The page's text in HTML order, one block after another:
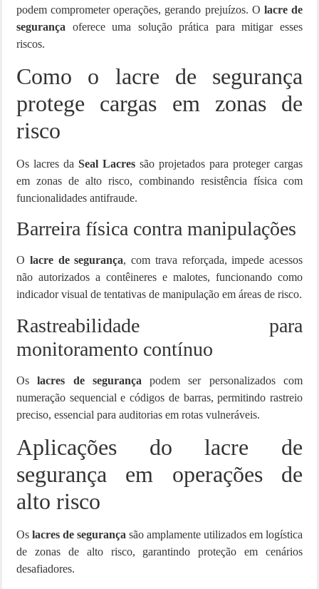
podem comprometer operações, gerando prejuízos. O lacre de
segurança oferece uma solução prática para mitigar esses
riscos.
Como o lacre de segurança
protege cargas em zonas de
risco
Os lacres da Seal Lacres são projetados para proteger cargas
em zonas de alto risco, combinando resistência física com
funcionalidades antifraude.
Barreira física contra manipulações
O lacre de segurança, com trava reforçada, impede acessos
não autorizados a contêineres e malotes, funcionando como
indicador visual de tentativas de manipulação em áreas de risco.
Rastreabilidade para
monitoramento contínuo
Oslacres de segurança podem ser personalizados com
numeração sequencial e códigos de barras, permitindo rastreio
preciso, essencial para auditorias em rotas vulneráveis.
Aplicações do lacre de
segurança em operações de
alto risco
Os lacres de segurança são amplamente utilizados em logística
de zonas de alto risco, garantindo proteção em cenários
desafiadores.